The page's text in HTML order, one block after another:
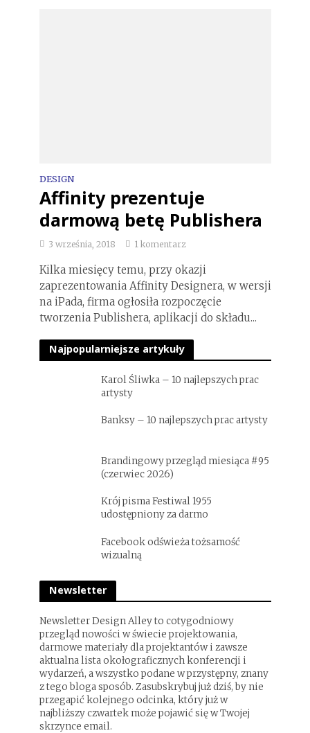
DESIGN
Affinity prezentuje
darmową betę Publishera
3 września, 2018 1 komentarz
Kilka miesięcy temu, przy okazji
zaprezentowania Affinity Designera, w wersji
na iPada, firma ogłosiła rozpoczęcie
tworzenia Publishera, aplikacji do składu...
Najpopularniejsze artykuły
Karol Śliwka – 10 najlepszych prac
artysty
Banksy – 10 najlepszych prac artysty
Brandingowy przegląd miesiąca #95
(czerwiec 2026)
Krój pisma Festiwal 1955
udostępniony za darmo
Facebook odświeża tożsamość
wizualną
Newsletter
Newsletter Design Alley to cotygodniowy
przegląd nowości w świecie projektowania,
darmowe materiały dla projektantów i zawsze
aktualna lista okołograficznych konferencji i
wydarzeń, a wszystko podane w przystępny, znany
z tego bloga sposób. Zasubskrybuj już dziś, by nie
przegapić kolejnego odcinka, który już w
najbliższy czwartek może pojawić się w Twojej
skrzynce email.